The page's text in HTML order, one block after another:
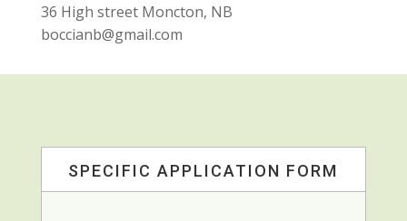
36 High street Moncton, NB
boccianb@gmail.com
SPECIFIC APPLICATION FORM